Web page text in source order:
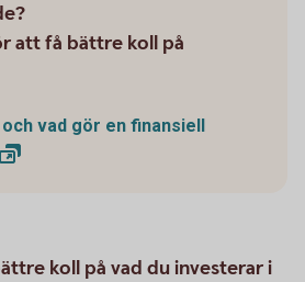
att få bättre koll på
vad gör en finansiell
koll på vad du investerar i